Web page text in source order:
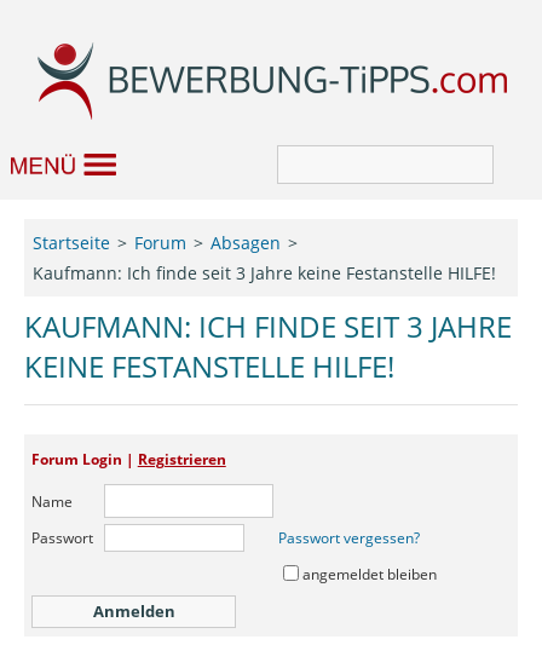
Job & Karriere
Bewerbungseditor
Startseite Forum
Absagen
Kaufmann: Ich finde seit 3 Jahre keine Festanstelle HILFE!
KAUFMANN: ICH FINDE SEIT 3 JAHRE
KEINE FESTANSTELLE HILFE!
Forum Login | Registrieren
Name
Passwort
Passwort vergessen?
angemeldet bleiben